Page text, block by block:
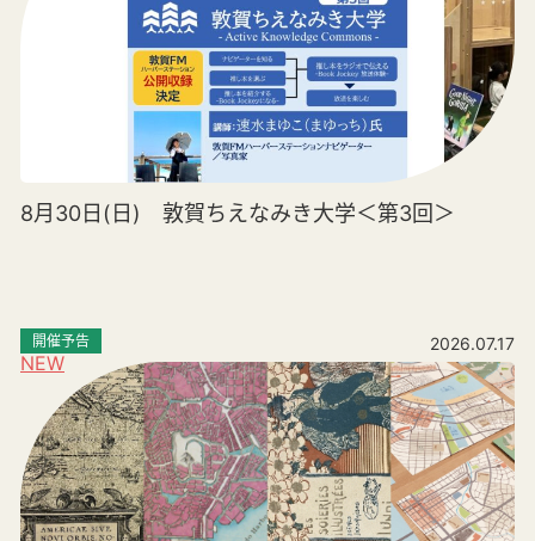
8月30日(日) 敦賀ちえなみき大学＜第3回＞
NEW
開催予告 2026.07.17